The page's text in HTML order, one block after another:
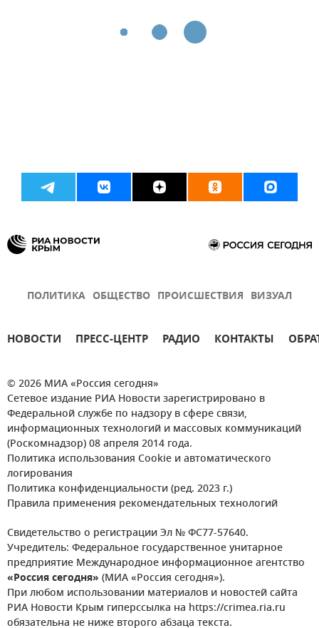
ПОЛИТИКА ОБЩЕСТВО ПРОИСШЕСТВИЯ ВИЗУАЛ
НОВОСТИ ПРЕСС-ЦЕНТР РАДИО КОНТАКТЫ
© 2026 МИА «Россия сегодня»
Сетевое издание РИА Новости зарегистрировано в
Федеральной службе по надзору в сфере связи,
информационных технологий и массовых коммуникаций
(Роскомнадзор) 08 апреля 2014 года.
Политика использования Cookie и автоматического
логирования
Политика конфиденциальности (ред. 2023 г.)
Правила применения рекомендательных технологий
Свидетельство о регистрации Эл № ФС77-57640.
Учредитель: Федеральное государственное унитарное
предприятие Международное информационное агентство
«Россия сегодня» (МИА «Россия сегодня»).
При любом использовании материалов и новостей сайта
РИА Новости Крым гиперссылка на https://crimea.ria.ru
обязательна не ниже второго абзаца текста.